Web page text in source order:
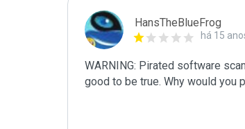
HansTheBlueFrog
há 15
WARNING: Pirated software
good to be true. Why would you